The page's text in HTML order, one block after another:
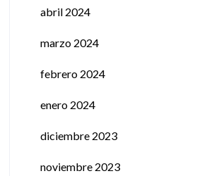
abril 2024
marzo 2024
febrero 2024
enero 2024
diciembre 2023
noviembre 2023